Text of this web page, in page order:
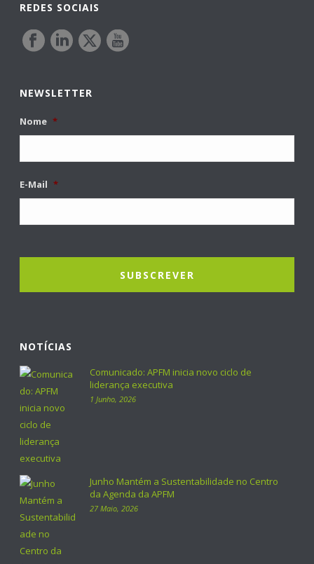
REDES SOCIAIS
NEWSLETTER
Nome *
E-Mail *
NOTÍCIAS
Comunicado: APFM inicia novo ciclo de
liderança executiva
1 Junho, 2026
Junho Mantém a Sustentabilidade no Centro
da Agenda da APFM
27 Maio, 2026